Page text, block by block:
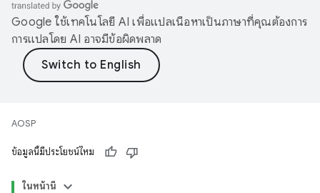
Google ใช้เทคโนโลยี AI เพื่อแปลเนื้อหาเป็นภาษาที่คุณต้องการ
การแปลโดย AI อาจมีข้อผิดพลาด
AOSP
ข้อมูลนี้มีประโยชน์ไหม
ในหน้านี้